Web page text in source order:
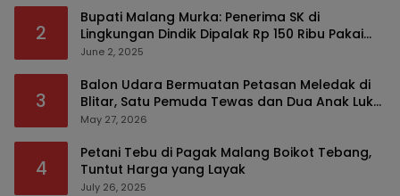
2
Bupati Malang Murka: Penerima SK di
Lingkungan Dindik Dipalak Rp 150 Ribu Pakai
Modus Tumpengan, KPK Turut Pantau
June 2, 2025
3
Balon Udara Bermuatan Petasan Meledak di
Blitar, Satu Pemuda Tewas dan Dua Anak Luka
Serius
May 27, 2026
4
Petani Tebu di Pagak Malang Boikot Tebang,
Tuntut Harga yang Layak
July 26, 2025